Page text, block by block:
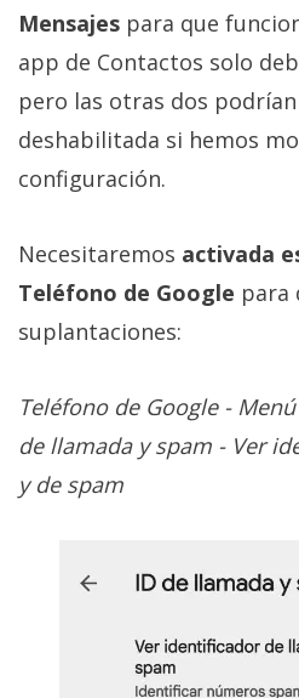
Mensajes para que
app de Contactos solo
pero las otras dos
deshabilitada si hemos
configuración.
Necesitaremos activada
Teléfono de Google para
suplantaciones:
Teléfono de Google -
de llamada y spam - Ver
y de spam